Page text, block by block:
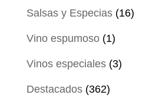
productos
Salsas y Especias 1616
Vino espumoso 11
producto
Vinos especiales 33
Destacados 362362